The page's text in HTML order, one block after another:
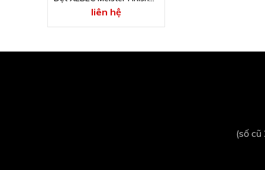
#400 AO-3004M
liên hệ
(số cũ